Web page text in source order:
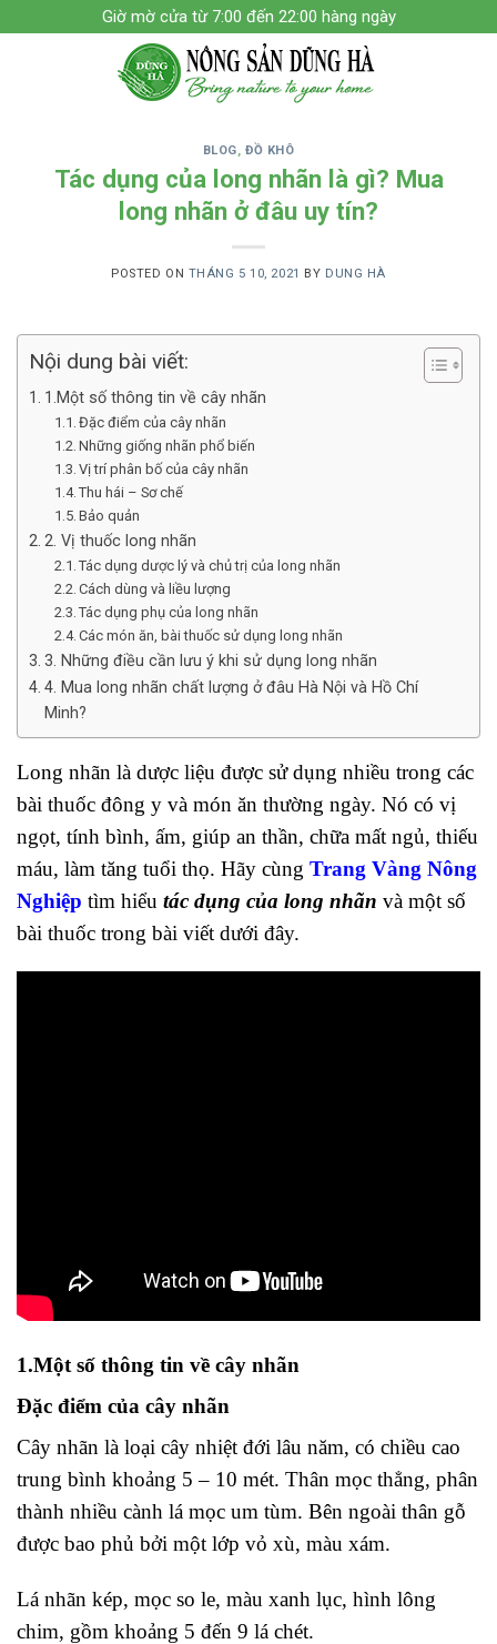
to
Giờ mờ cửa từ 7:00 đến 22:00 hàng ngày
BLOG, ĐỒ KHÔ
Tác dụng của long nhãn là gì? Mua
long nhãn ở đâu uy tín?
POSTED ON THÁNG 5 10, 2021 BY DUNG HÀ
Nội dung bài viết:
1.Một số thông tin về cây nhãn
Đặc điểm của cây nhãn
Những giống nhãn phổ biến
Vị trí phân bố của cây nhãn
Thu hái – Sơ chế
Bảo quản
2. Vị thuốc long nhãn
Tác dụng dược lý và chủ trị của long nhãn
Cách dùng và liều lượng
Tác dụng phụ của long nhãn
Các món ăn, bài thuốc sử dụng long nhãn
3. Những điều cần lưu ý khi sử dụng long nhãn
4. Mua long nhãn chất lượng ở đâu Hà Nội và Hồ Chí
Minh?
Long nhãn là dược liệu được sử dụng nhiều trong các
bài thuốc đông y và món ăn thường ngày. Nó có vị
ngọt, tính bình, ấm, giúp an thần, chữa mất ngủ, thiếu
máu, làm tăng tuổi thọ. Hãy cùng Trang Vàng Nông
Nghiệp tìm hiểu tác dụng của long nhãn và một số
bài thuốc trong bài viết dưới đây.
1.Một số thông tin về cây nhãn
Đặc điểm của cây nhãn
Cây nhãn là loại cây nhiệt đới lâu năm, có chiều cao
trung bình khoảng 5 – 10 mét. Thân mọc thẳng, phân
thành nhiều cành lá mọc um tùm. Bên ngoài thân gỗ
được bao phủ bởi một lớp vỏ xù, màu xám.
Lá nhãn kép, mọc so le, màu xanh lục, hình lông
chim, gồm khoảng 5 đến 9 lá chét.